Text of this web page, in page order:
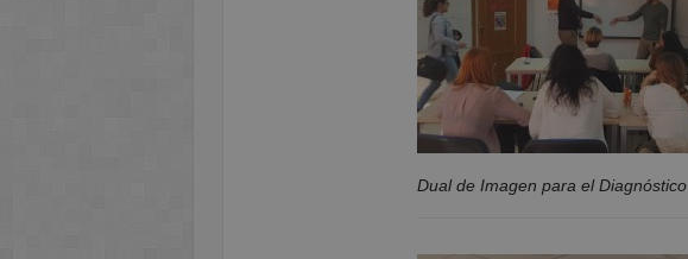
Dual de Imagen para el Diagnóstico